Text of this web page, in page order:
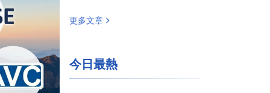
更多文章
今日最熱